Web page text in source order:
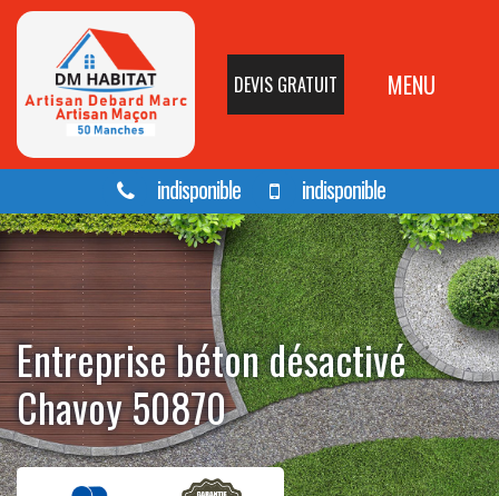
DEVIS GRATUIT MENU
indisponible indisponible
Entreprise béton désactivé
Chavoy 50870